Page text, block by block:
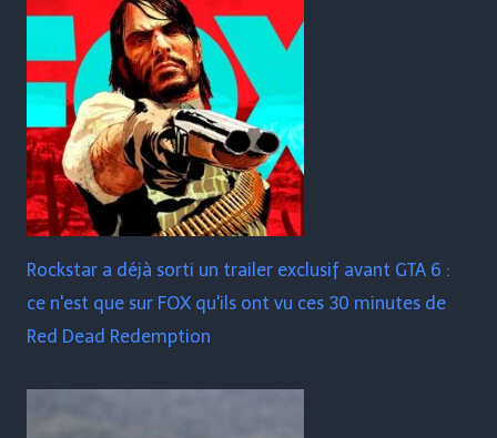
Rockstar a déjà sorti un trailer exclusif avant GTA 6 :
ce n'est que sur FOX qu'ils ont vu ces 30 minutes de
Red Dead Redemption